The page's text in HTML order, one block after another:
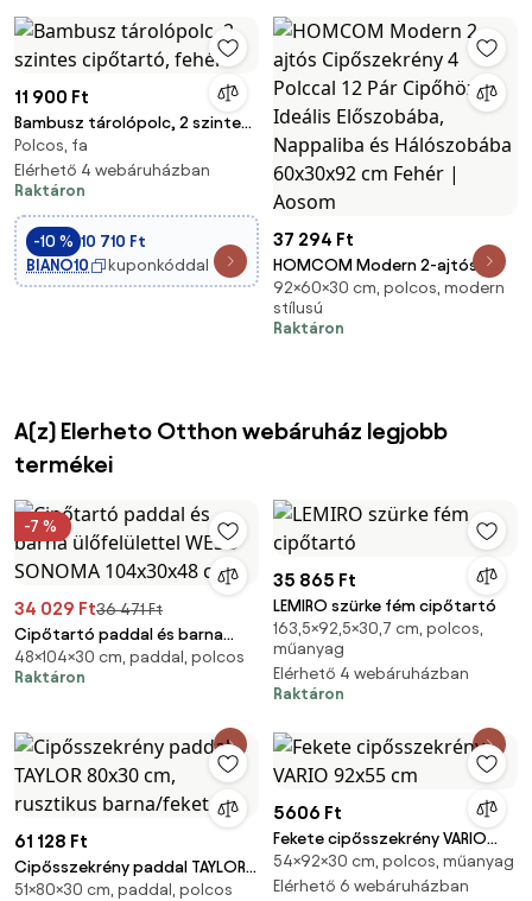
Fehér | Aosom
11 900 Ft
Bambusz tárolópolc, 2 szintes
cipőtartó, fehér
Polcos, fa
Elérhető 4 webáruházban
Raktáron
-10 % 10 710 Ft
BIANO10
kuponkóddal
37 294 Ft
HOMCOM Modern 2-ajtós
Cipőszekrény 4 Polccal 12 Pár
Cipőhöz, Ideális Előszobába,
Nappaliba és Hálószobába
92×60×30 cm, polcos, modern
stílusú
Raktáron
A(z) Elerheto Otthon webáruház legjobb
termékei
-7 %
34 029 Ft36 471 Ft
Cipőtartó paddal és barna
ülőfelülettel WESO SONOMA
104x30x48 cm
48×104×30 cm, paddal, polcos
Raktáron
35 865 Ft
LEMIRO szürke fém cipőtartó
163,5×92,5×30,7 cm, polcos,
műanyag
Elérhető 4 webáruházban
Raktáron
61 128 Ft
Cipősszekrény paddal TAYLOR
80x30 cm, rusztikus
51×80×30 cm, paddal, polcos
5606 Ft
Fekete cipősszekrény VARIO
92x55 cm
54×92×30 cm, polcos, műanyag
Elérhető 6 webáruházban